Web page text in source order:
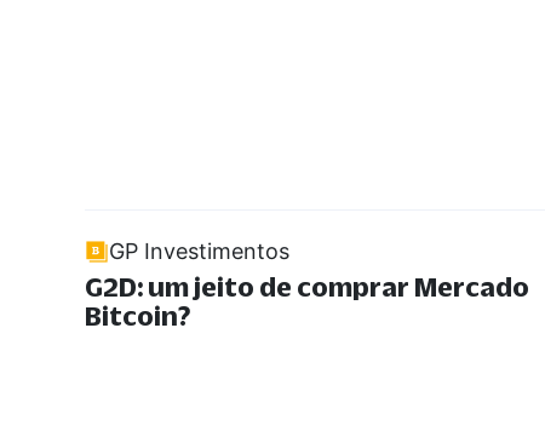
GP Investimentos
G2D: um jeito de comprar Mercado
Bitcoin?